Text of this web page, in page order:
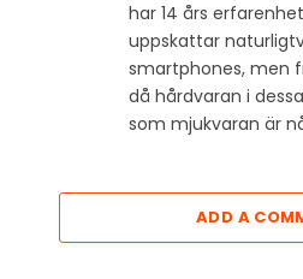
har 14 års
uppskattar
smartphones, men
då hårdvaran i
som mjukvaran är
ADD A